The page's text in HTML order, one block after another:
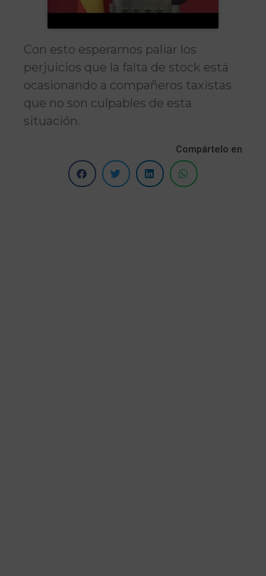
Con esto esperamos paliar los
perjuicios que la falta de stock está
ocasionando a compañeros taxistas
que no son culpables de esta
situación.
Compártelo en